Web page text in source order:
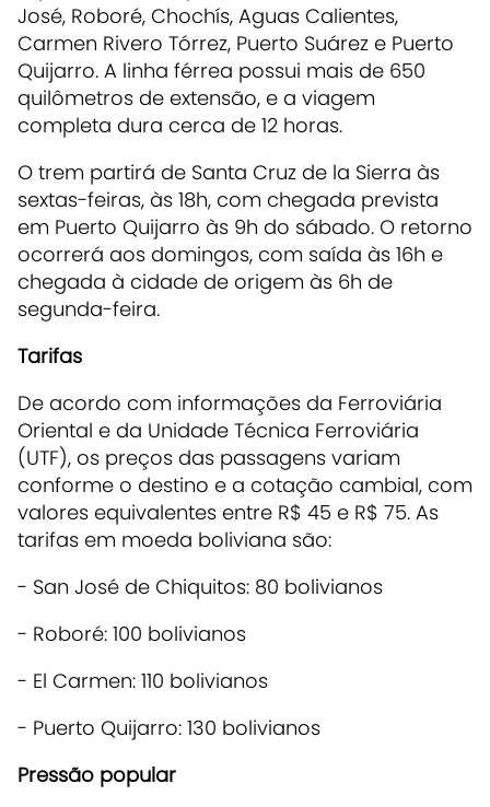
José, Roboré, Chochís, Aguas Calientes,
Carmen Rivero Tórrez, Puerto Suárez e Puerto
Quijarro. A linha férrea possui mais de 650
quilômetros de extensão, e a viagem
completa dura cerca de 12 horas.
O trem partirá de Santa Cruz de la Sierra às
sextas-feiras, às 18h, com chegada prevista
em Puerto Quijarro às 9h do sábado. O retorno
ocorrerá aos domingos, com saída às 16h e
chegada à cidade de origem às 6h de
segunda-feira.
Tarifas
De acordo com informações da Ferroviária
Oriental e da Unidade Técnica Ferroviária
(UTF), os preços das passagens variam
conforme o destino e a cotação cambial, com
valores equivalentes entre R$ 45 e R$ 75. As
tarifas em moeda boliviana são:
- San José de Chiquitos: 80 bolivianos
- Roboré: 100 bolivianos
- El Carmen: 110 bolivianos
- Puerto Quijarro: 130 bolivianos
Pressão popular